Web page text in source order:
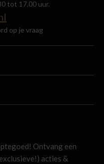
tot 17.00 uur.
op je vraag
Ontvang een
acties &